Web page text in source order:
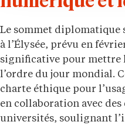
Le sommet
à l’Élysée, prévu en
significative pour mettre
l’ordre du jour mondial.
charte éthique pour
en collaboration avec des
universités, soulignant